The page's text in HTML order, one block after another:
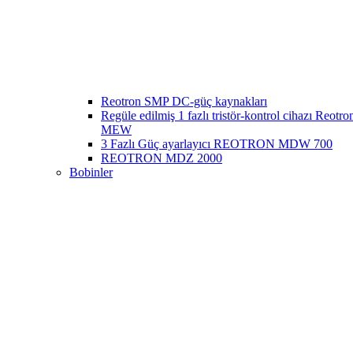
Reotron SMP DC-güç kaynakları
Regüle edilmiş 1 fazlı tristör-kontrol cihazı
MEW
3 Fazlı Güç ayarlayıcı REOTRON MDW 700
REOTRON MDZ 2000
Bobinler